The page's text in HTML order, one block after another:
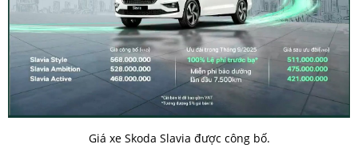
Giá xe Skoda Slavia được công bố.